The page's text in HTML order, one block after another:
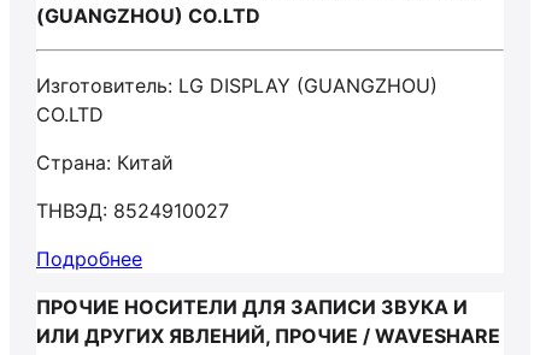
(GUANGZHOU) CO.LTD
Изготовитель: LG DISPLAY (GUANGZHOU)
CO.LTD
Страна: Китай
ТНВЭД: 8524910027
Подробнее
ПРОЧИЕ НОСИТЕЛИ ДЛЯ ЗАПИСИ ЗВУКА И
ИЛИ ДРУГИХ ЯВЛЕНИЙ, ПРОЧИЕ / WAVESHARE